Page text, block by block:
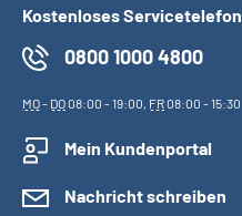
Kostenloses Servicetelefon
0800 1000 4800
MO- DO08:00 - 19:00, FR08:00 - 15:30
Mein Kundenportal
Nachricht schreiben